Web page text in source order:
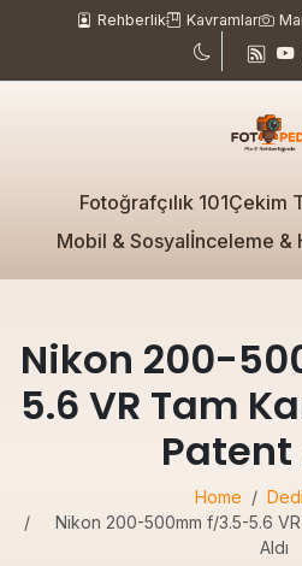
Rehberlik Kavramlar
Fotoğrafçılık 101Çekim
Mobil & Sosyalİnceleme &
Nikon 200-
5.6 VR Tam
Patent
Home
Nikon 200-500mm f/3.5-5.6
Aldı